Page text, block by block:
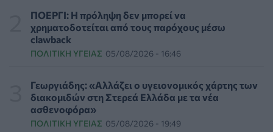
ΕΠΙΚΑΙΡΌΤΗΤΑ 07/08/2026 - 17:42
Συναγερμός στις ΗΠΑ για φονικό μύκητα που αντέχει
και στα φάρμακα
Πέθανε στα 26 της η influencer Σίντνεϊ Τάουλ που
μοιράστηκε επί τρία χρόνια τη μάχη της με σπάνιο
καρκίνο
ΠΟΕΡΓΙ: Η πρόληψη δεν μπορεί να
χρηματοδοτείται από τους παρόχους μέσω
clawback
ΠΟΛΙΤΙΚΉ ΥΓΕΊΑΣ 05/08/2026 - 16:46
Γεωργιάδης: «Αλλάζει ο υγειονομικός χάρτης των
διακομιδών στη Στερεά Ελλάδα με τα νέα
ασθενοφόρα»
ΠΟΛΙΤΙΚΉ ΥΓΕΊΑΣ 05/08/2026 - 19:49